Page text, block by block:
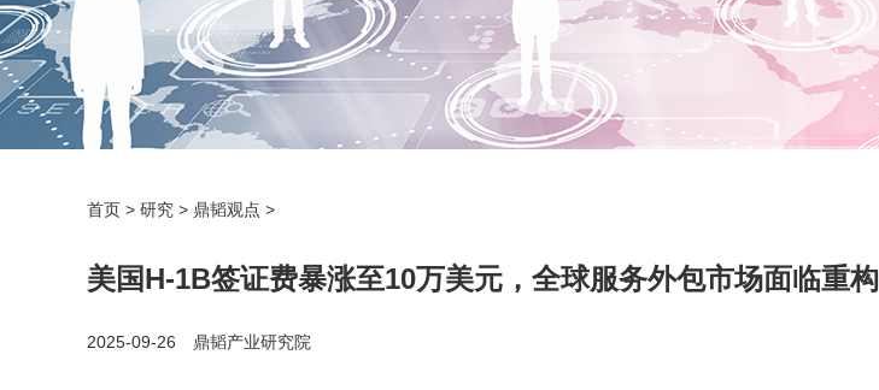
首页 > 研究 > 鼎韬观点 >
美国H-1B签证费暴涨至10万美元，全球服务外包市场面临重构
2025-09-26 鼎韬产业研究院